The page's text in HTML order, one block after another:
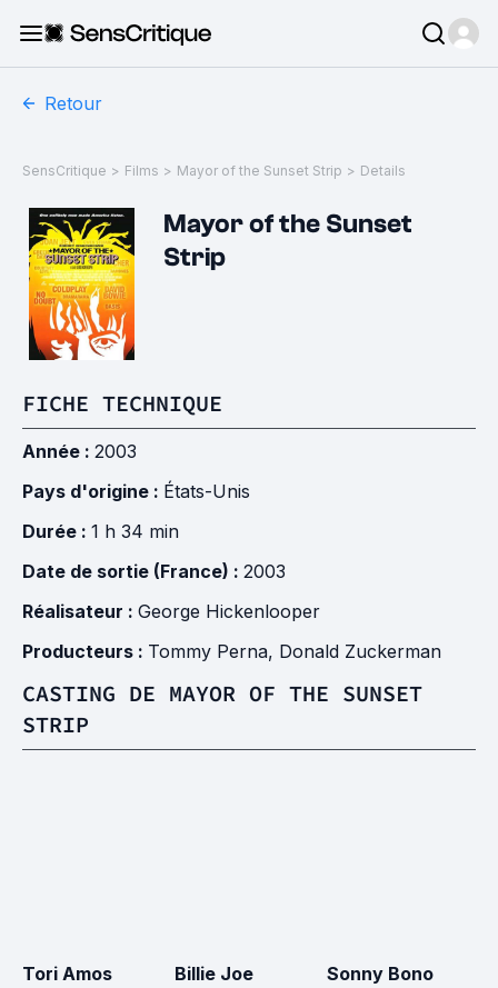
Retour
SensCritique > Films > Mayor of the Sunset Strip > Details
Mayor of the Sunset
Strip
FICHE TECHNIQUE
Année : 2003
Pays d'origine : États-Unis
Durée : 1 h 34 min
Date de sortie (France) : 2003
Réalisateur : George Hickenlooper
Producteurs : Tommy Perna, Donald Zuckerman
CASTING DE MAYOR OF THE SUNSET
STRIP
Tori Amos
Billie Joe
Sonny Bono